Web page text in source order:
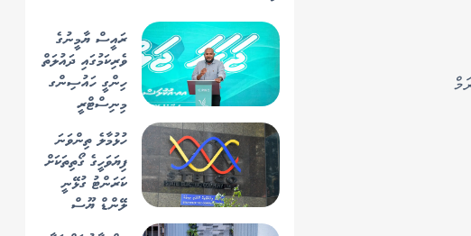
ރައީސް ޔާމީނުގެ
ވެރިކަމުގައި ދައުލަތް
ހިންގީ ހައުސިންގ
މިނިސްޓްރީ
ޝުޖާއު
ހުޅުމާލެ ތިންވަނަ
ފިޔަވަހީގެ ގޯތިތަކަށް
ކަރަންޓު ގުޅޭނީ
ލޭންޑް ޔޫސް